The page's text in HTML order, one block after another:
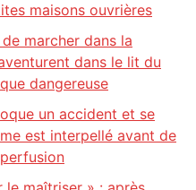
maisons ouvrières
marcher dans la
dans le lit du
dangereuse
un accident et se
est interpellé avant de